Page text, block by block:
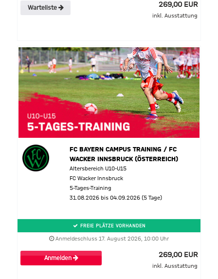
Warteliste 269,00 EUR
inkl. Ausstattung
FC BAYERN CAMPUS TRAINING / FC
WACKER INNSBRUCK (ÖSTERREICH)
Altersbereich U10-U15
FC Wacker Innsbruck
5-Tages-Training
31.08.2026 bis 04.09.2026 (5 Tage)
FREIE PLÄTZE VORHANDEN
Anmeldeschluss 17. August 2026, 10:00 Uhr
Anmelden 269,00 EUR
inkl. Ausstattung